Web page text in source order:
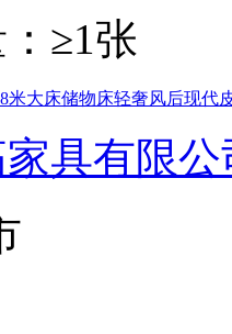
≥1张
米大床储物床轻奢风后现代
具有限公